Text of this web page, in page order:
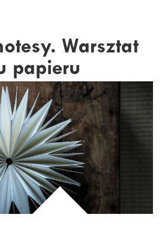
Warsztat
papieru